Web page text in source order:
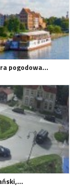
pogodowa…